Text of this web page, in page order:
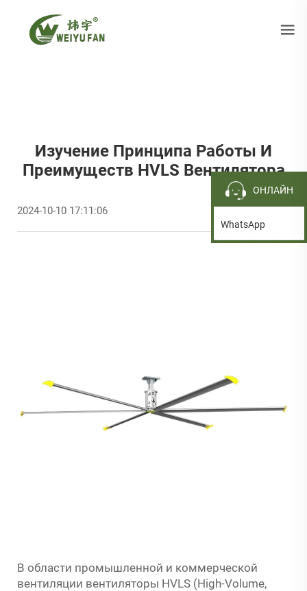
Изучение Принципа Работы И
Преимуществ HVLS Вентилятора
2024-10-10 17:11:06
В области промышленной и коммерческой
вентиляции вентиляторы HVLS (High-Volume,
ОНЛАЙН
WhatsApp